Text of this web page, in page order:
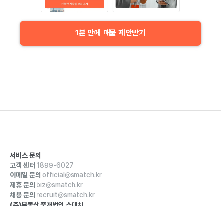
1분 만에 매물 제안받기
서비스 문의
고객 센터 1899-6027
이메일 문의 official@smatch.kr
제휴 문의 biz@smatch.kr
채용 문의 recruit@smatch.kr
(주)부동산 중개법인 스매치